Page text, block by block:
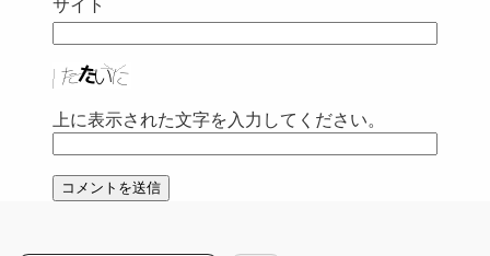
上に表示された文字を入力してください。